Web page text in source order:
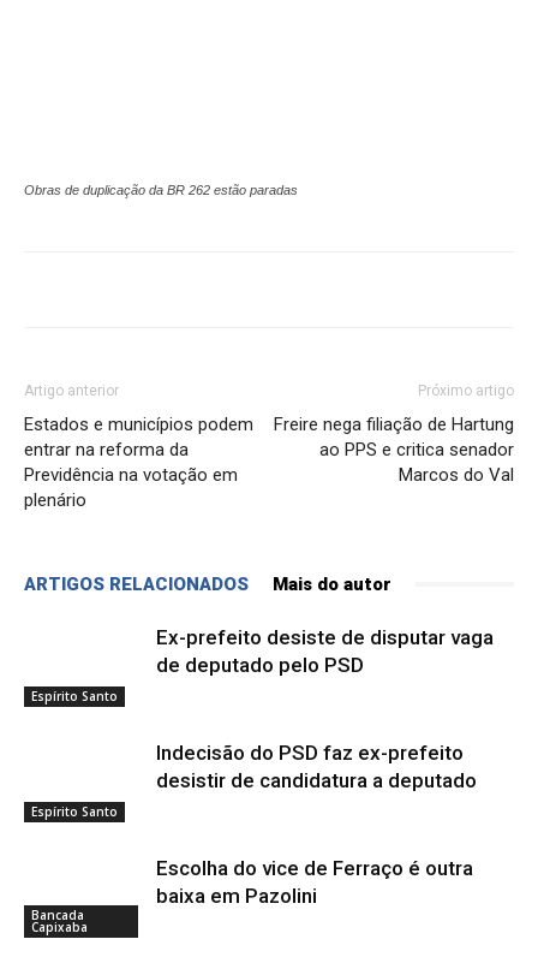
Obras de duplicação da BR 262 estão paradas
Artigo anterior
Estados e municípios podem
entrar na reforma da
Previdência na votação em
plenário
Próximo artigo
Freire nega filiação de Hartung
ao PPS e critica senador
Marcos do Val
ARTIGOS RELACIONADOS Mais do autor
Espírito Santo
Ex-prefeito desiste de disputar vaga
de deputado pelo PSD
Espírito Santo
Indecisão do PSD faz ex-prefeito
desistir de candidatura a deputado
Bancada
Capixaba
Escolha do vice de Ferraço é outra
baixa em Pazolini